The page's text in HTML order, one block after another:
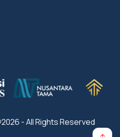
- All Rights Reserved